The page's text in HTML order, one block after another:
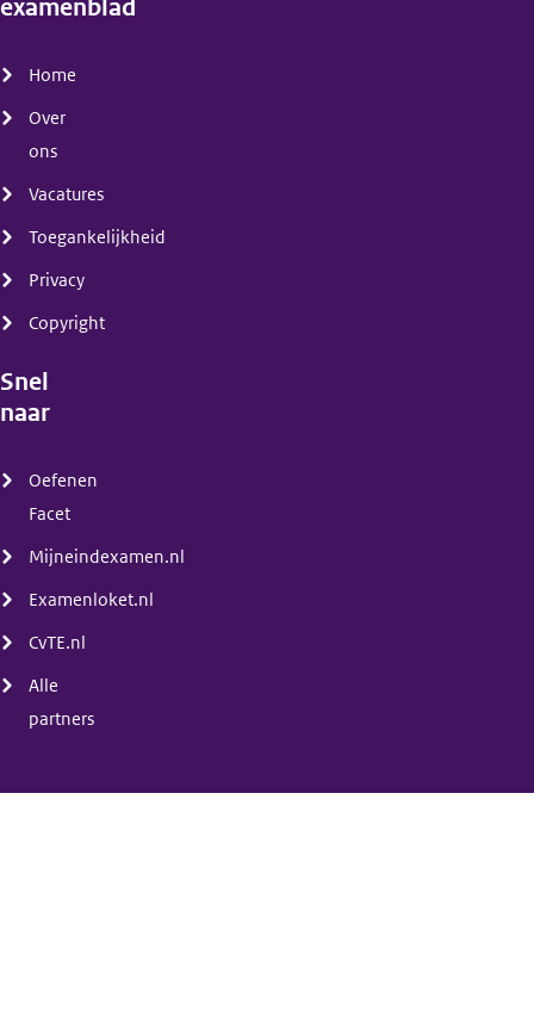
examenblad
Home
Over
ons
Vacatures
Toegankelijkheid
Privacy
Copyright
Snel
naar
Oefenen
Facet
Mijneindexamen.nl
Examenloket.nl
CvTE.nl
Alle
partners